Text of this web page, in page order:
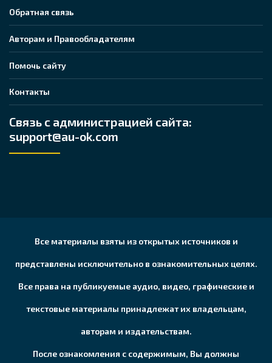
Обратная связь
Авторам и Правообладателям
Помочь сайту
Контакты
Связь с администрацией сайта:
support@au-ok.com
Все материалы взяты из открытых источников и
представлены исключительно в ознакомительных целях.
Все права на публикуемые аудио, видео, графические и
текстовые материалы принадлежат их владельцам,
авторам и издательствам.
После ознакомления с содержимым, Вы должны